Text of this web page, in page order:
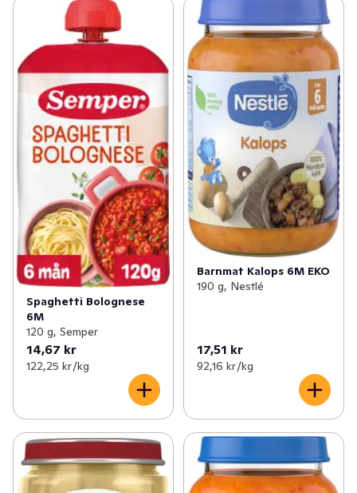
Spaghetti Bolognese
6M
120 g, Semper
14,67 kr
122,25 kr /kg
Barnmat Kalops 6M EKO
190 g, Nestlé
17,51 kr
92,16 kr /kg